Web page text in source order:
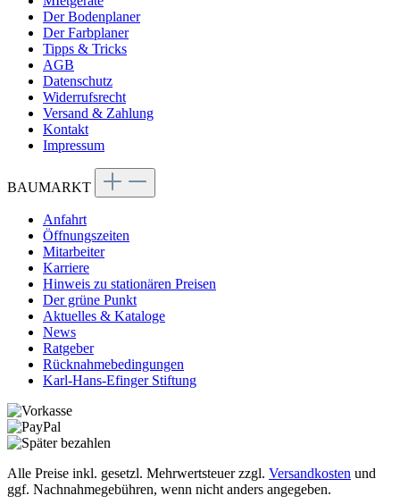
Der Bodenplaner
Der Farbplaner
Tipps & Tricks
AGB
Datenschutz
Widerrufsrecht
Versand & Zahlung
Kontakt
Impressum
BAUMARKT
Anfahrt
Öffnungszeiten
Mitarbeiter
Karriere
Hinweis zu stationären Preisen
Der grüne Punkt
Aktuelles & Kataloge
News
Ratgeber
Rücknahmebedingungen
Karl-Hans-Efinger Stiftung
Alle Preise inkl. gesetzl. Mehrwertsteuer zzgl. Versandkosten und
ggf. Nachnahmegebühren, wenn nicht anders angegeben.